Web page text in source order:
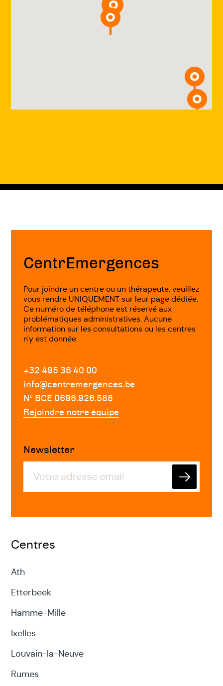
Fin
CentrEmergences
Pour joindre un centre ou un thérapeute, veuillez
vous rendre UNIQUEMENT sur leur page dédiée.
Ce numéro de téléphone est réservé aux
problématiques administratives. Aucune
information sur les consultations ou les centres
n'y est donnée.
+32 495 36 40 00
info@centremergences.be
Nº BCE 0696.926.588
Rejoindre notre équipe
Newsletter
Centres
Ath
Etterbeek
Hamme-Mille
Ixelles
Louvain-la-Neuve
Rumes